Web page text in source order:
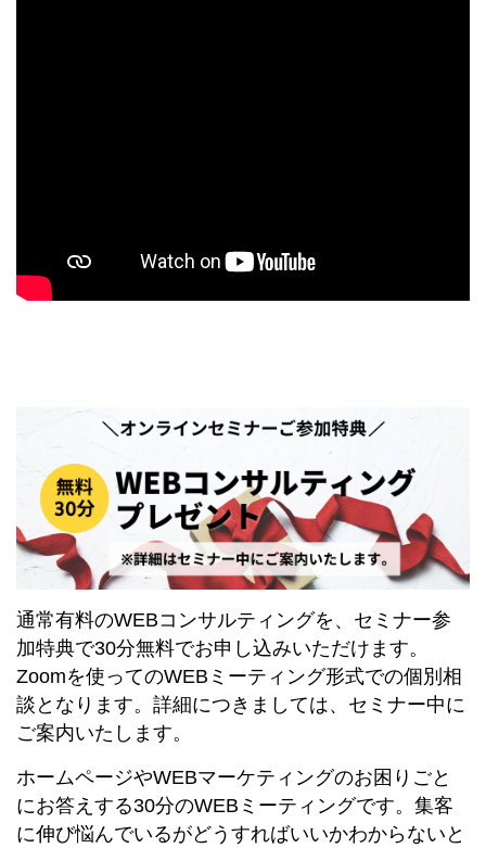
通常有料のWEBコンサルティングを、セミナー参
加特典で30分無料でお申し込みいただけます。
Zoomを使ってのWEBミーティング形式での個別相
談となります。詳細につきましては、セミナー中に
ご案内いたします。
ホームページやWEBマーケティングのお困りごと
にお答えする30分のWEBミーティングです。集客
に伸び悩んでいるがどうすればいいかわからないと